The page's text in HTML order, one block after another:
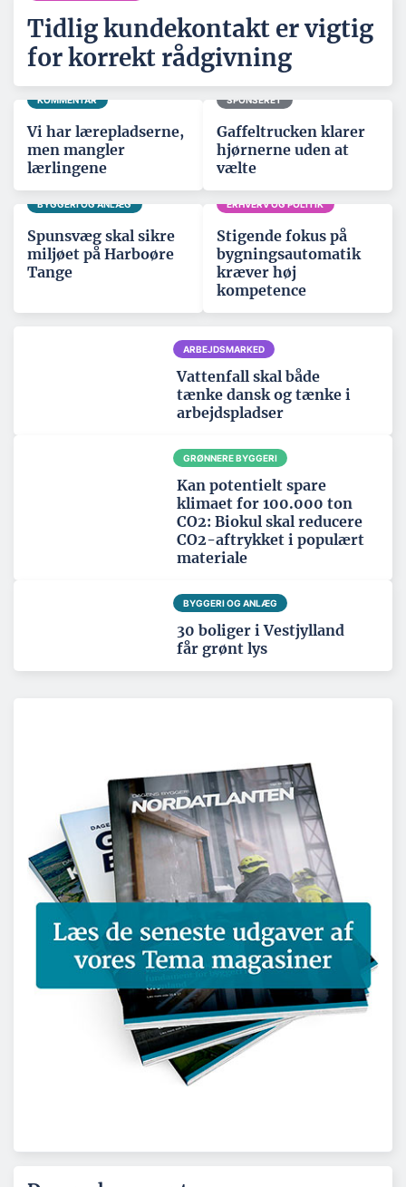
Tidlig kundekontakt er vigtig
for korrekt rådgivning
KOMMENTAR
Vi har lærepladserne,
men mangler
lærlingene
SPONSERET
Gaffeltrucken klarer
hjørnerne uden at
vælte
BYGGERI OG ANLÆG
Spunsvæg skal sikre
miljøet på Harboøre
Tange
ERHVERV OG POLITIK
Stigende fokus på
bygningsautomatik
kræver høj
kompetence
ARBEJDSMARKED
Vattenfall skal både
tænke dansk og tænke i
arbejdspladser
GRØNNERE BYGGERI
Kan potentielt spare
klimaet for 100.000 ton
CO2: Biokul skal reducere
CO2-aftrykket i populært
materiale
BYGGERI OG ANLÆG
30 boliger i Vestjylland
får grønt lys